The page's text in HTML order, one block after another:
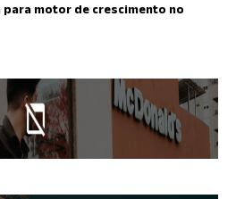
para motor de crescimento no